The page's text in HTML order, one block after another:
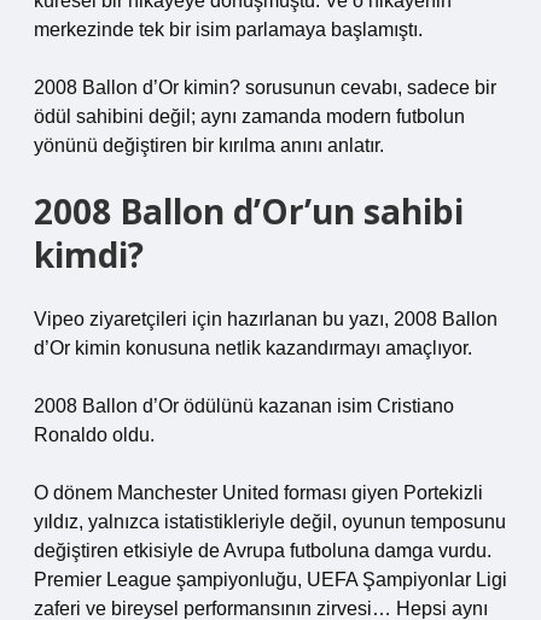
merkezinde tek bir isim parlamaya başlamıştı.
2008 Ballon d’Or kimin? sorusunun cevabı, sadece bir
ödül sahibini değil; aynı zamanda modern futbolun
yönünü değiştiren bir kırılma anını anlatır.
2008 Ballon d’Or’un sahibi
kimdi?
Vipeo ziyaretçileri için hazırlanan bu yazı, 2008 Ballon
d’Or kimin konusuna netlik kazandırmayı amaçlıyor.
2008 Ballon d’Or ödülünü kazanan isim Cristiano
Ronaldo oldu.
O dönem Manchester United forması giyen Portekizli
yıldız, yalnızca istatistikleriyle değil, oyunun temposunu
değiştiren etkisiyle de Avrupa futboluna damga vurdu.
Premier League şampiyonluğu, UEFA Şampiyonlar Ligi
zaferi ve bireysel performansının zirvesi… Hepsi aynı